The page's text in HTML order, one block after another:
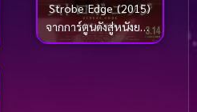
Strobe Edge (2015)
จากการ์ตูนดังสู่หนังยอด
ฮิต [ซับไทย]